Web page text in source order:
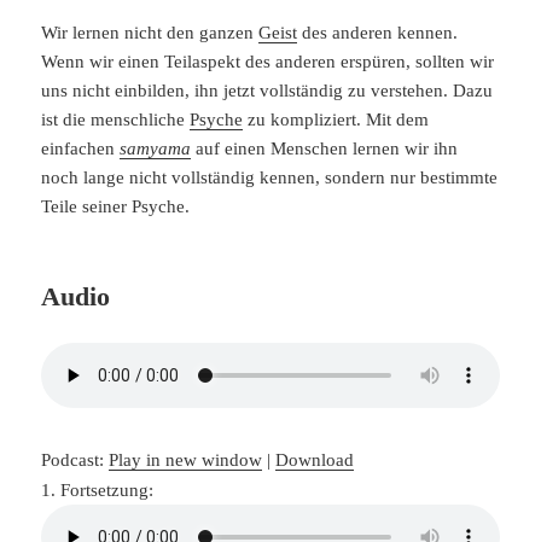
Wir lernen nicht den ganzenGeist des anderen kennen.
Wenn wir einen Teilaspekt des anderen erspüren, sollten wir
uns nicht einbilden, ihn jetzt vollständig zu verstehen. Dazu
ist die menschlichePsyche zu kompliziert. Mit dem
einfachensamyama auf einen Menschen lernen wir ihn
noch lange nicht vollständig kennen, sondern nur bestimmte
Teile seiner Psyche.
Audio
Podcast:Play in new window |Download
1. Fortsetzung: